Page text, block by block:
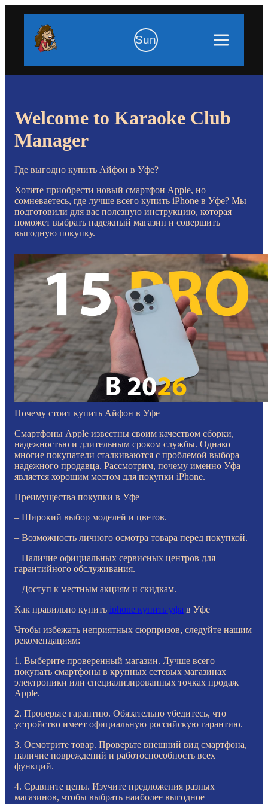
Sun
Welcome to Karaoke Club
Manager
Где выгодно купить Айфон в Уфе?
Хотите приобрести новый смартфон Apple, но
сомневаетесь, где лучше всего купить iPhone в Уфе? Мы
подготовили для вас полезную инструкцию, которая
поможет выбрать надежный магазин и совершить
выгодную покупку.
Почему стоит купить Айфон в Уфе
Смартфоны Apple известны своим качеством сборки,
надежностью и длительным сроком службы. Однако
многие покупатели сталкиваются с проблемой выбора
надежного продавца. Рассмотрим, почему именно Уфа
является хорошим местом для покупки iPhone.
Преимущества покупки в Уфе
– Широкий выбор моделей и цветов.
– Возможность личного осмотра товара перед покупкой.
– Наличие официальных сервисных центров для
гарантийного обслуживания.
– Доступ к местным акциям и скидкам.
Как правильно купить iphone купить уфа в Уфе
Чтобы избежать неприятных сюрпризов, следуйте нашим
рекомендациям:
1. Выберите проверенный магазин. Лучше всего
покупать смартфоны в крупных сетевых магазинах
электроники или специализированных точках продаж
Apple.
2. Проверьте гарантию. Обязательно убедитесь, что
устройство имеет официальную российскую гарантию.
3. Осмотрите товар. Проверьте внешний вид смартфона,
наличие повреждений и работоспособность всех
функций.
4. Сравните цены. Изучите предложения разных
магазинов, чтобы выбрать наиболее выгодное